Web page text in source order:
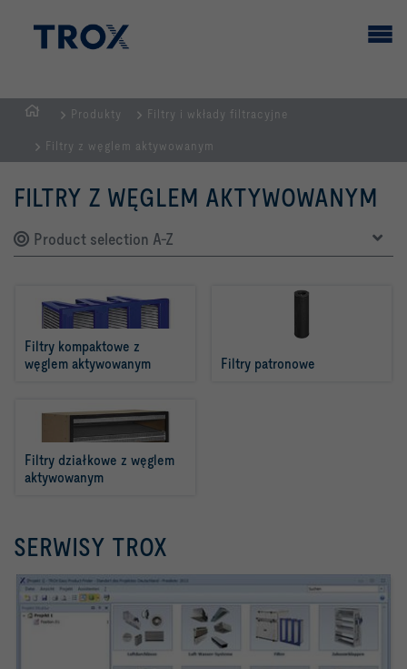
GŁÓWNA
Produkty Filtry i wkłady filtracyjne
Filtry z węglem aktywowanym
FILTRY Z WĘGLEM AKTYWOWANYM
Product selection A-Z
Filtry kompaktowe z
węglem aktywowanym
Filtry patronowe
Filtry działkowe z węglem
aktywowanym
SERWISY TROX